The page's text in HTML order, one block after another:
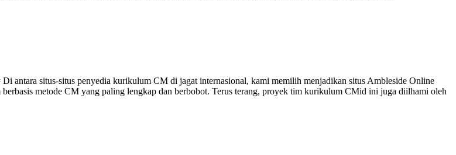
antara situs-situs penyedia kurikulum CM di jagat internasional, kami memilih menjadikan situs Ambleside Online
metode CM yang paling lengkap dan berbobot. Terus terang, proyek tim kurikulum CMid ini juga diilhami oleh